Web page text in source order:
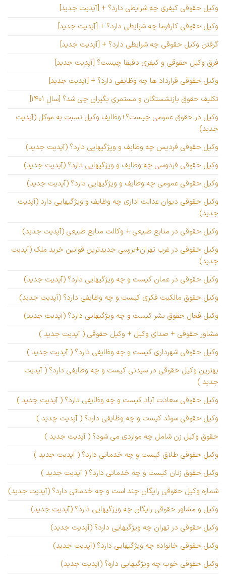
وکیل حقوقی کیفری چه شرایطی دارد؟ + [آپدیت جدید]
وکیل حقوقی کارفرما چه شرایطی دارد؟ + [آپدیت جدید]
گرفتن وکیل حقوقی چه شرایطی دارد؟ + [آپدیت جدید]
فرق وکیل حقوقی و کیفری دقیقا چیست؟ [آپدیت جدید]
وکیل حقوقی قرارداد ها چه وظایفی دارد؟ + [آپدیت جدید]
تکلیف حقوق بازنشستگان و مستمری بگیران چی شد؟ [سال ۱۴۰۱]
وکیل در حقوق عمومی چیست؟+وظایف وکیل نسبت به موکل (آپدیت
جدید)
وکیل حقوقی فردیس چه وظایف و ویژگیهایی دارد؟ (آپدیت جدید)
وکیل حقوقی فردوسی چه وظایف و ویژگیهایی دارد؟ (آپدیت جدید)
وکیل حقوقی عمومی چه وظایف و ویژگیهایی دارد؟ (آپدیت جدید)
وکیل حقوقی دیوان عدالت اداری چه وظایف و ویژگیهایی دارد (آپدیت
جدید)
وکیل حقوقی در منابع طبیعی + وکالت منابع طبیعی (آپدیت جدید)
وکیل حقوقی در غرب تهران+بررسی جدیدترین قوانین خرید ملک (آپدیت
جدید)
وکیل حقوقی در عمان کیست و چه ویژگیهایی دارد؟ (آپدیت جدید)
وکیل حقوق مالکیت فکری کیست و چه وظایفی دارد؟ (آپدیت جدید)
وکیل فعال حقوق بشر کیست و چه ویژگیهایی دارد؟ (آپدیت جدید)
مشاور حقوقی + صدای وکیل + وکیل حقوقی ( آپدیت جدید )
وکیل حقوقی شهرداری کیست و چه وظایفی دارد؟ ( آپدیت جدید )
بهترین وکیل حقوقی در سیدنی کیست و چه وظایفی دارد؟ ( آپدیت
جدید )
وکیل حقوقی سعادت آباد کیست و چه وظایفی دارد؟ ( آپدیت چدید )
وکیل حقوقی سوئد کیست و چه وظایفی دارد؟ ( آپدیت چدید )
حقوق وکیل زن شامل چه مواردی می شود؟ ( آپدیت جدید )
وکیل حقوقی طلاق کیست و چه خدماتی دارد؟ ( آپدیت جدید )
وکیل حقوق زنان کیست و چه خدماتی دارد؟ ( آپدیت جدید )
شماره وکیل حقوقی رایگان چند است و چه خدماتی دارد؟ (آپدیت جدید)
وکیل و مشاور حقوقی رایگان چه ویژگیهایی دارد؟ (آپدیت جدید)
وکیل حقوقی در تهران چه ویژگیهایی دارد؟ (آپدیت جدید)
وکیل حقوقی خانواده چه ویژگیهایی دارد؟ (آپدیت جدید)
وکیل حقوقی خوب چه ویژگیهایی داره؟ (آپدیت جدید)